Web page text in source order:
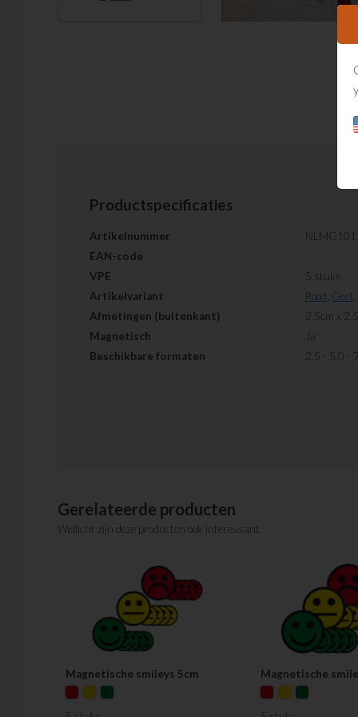
Productspecificaties
Artikelnummer
EAN-code
VPE
5 stuks
Artikelvariant
Rood Geel
Afmetingen (buitenkant)
2,5cm x
Magnetisch
Ja
Beschikbare formaten
2,5 - 5,0 -
Gerelateerde producten
Wellicht zijn deze producten ook interessant.
Magnetische smileys 5cm Magnetische